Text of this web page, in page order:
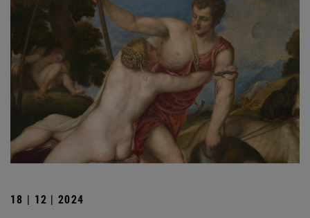
18 | 12 | 2024